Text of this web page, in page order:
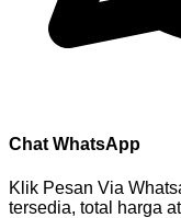
Chat WhatsApp
Klik Pesan Via
tersedia, total harga